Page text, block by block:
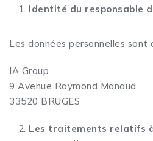
Identité du responsable
Les données personnelles sont
IA Group
9 Avenue Raymond Manaud
33520 BRUGES
Les traitements relatifs